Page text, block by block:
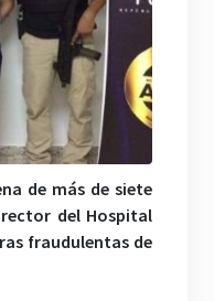
de más de siete
del Hospital
fraudulentas de